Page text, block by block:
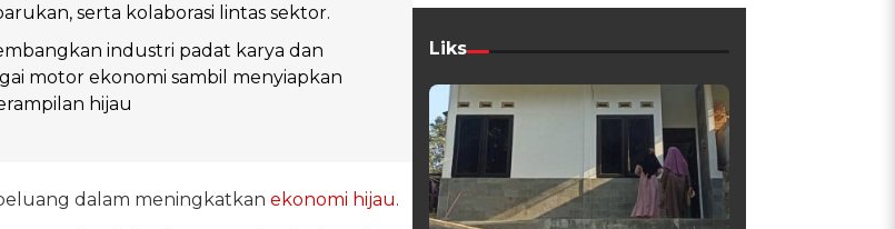
serta kolaborasi lintas sektor.
industri padat karya dan
motor ekonomi sambil menyiapkan
hijau
dalam meningkatkan ekonomi hijau.
Liks